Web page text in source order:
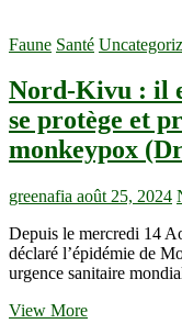
des
de
Palu
est
rapportée
dans
la
zone
santé
de
Vuhovi
pour
ces
Faune Santé
Nord-Kivu : il
se protège et
monkeypox
greenafia août 25, 2024
Depuis le mercredi 14
déclaré l’épidémie de
urgence sanitaire
View MoreNord-